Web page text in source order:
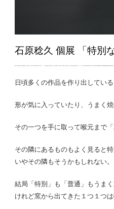
石原稔久 個展 「特別
日頃多くの作品を作り出してい
形が気に入っていたり、うまく
その一つを手に取って喉元まで
その隣にあるものもよく見ると特
いやその隣もそうかもしれない。
結局「特別」も「普通」もうまく
けれど窯から出てきた１つ１つ